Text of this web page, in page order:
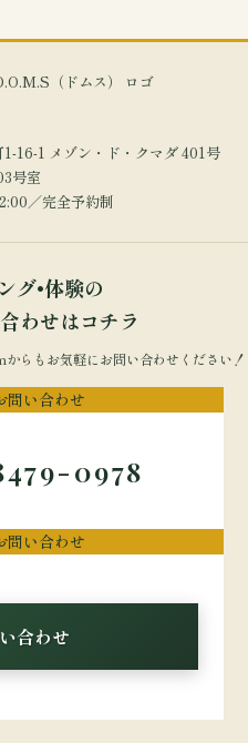
16-1 メゾン・ド・クマダ 401号
号室
／完全予約制
グ•体験の
わせはコチラ
らもお気軽にお問い合わせください！
問い合わせ
0978
問い合わせ
合わせ